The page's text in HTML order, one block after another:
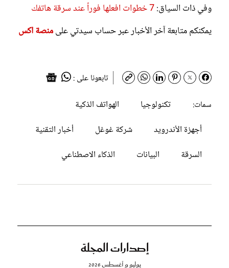
وفي ذات السياق:7 خطوات افعلها فوراً عند سرقة هاتفك
يمكنكم متابعة آخر الأخبار عبر حساب سيدتي علىمنصة اكس
تابعونا على :
سمات:
تكنولوجيا
الهواتف الذكية
أجهزة الأندرويد
شركة غوغل
أخبار التقنية
السرقة
البيانات الذكاء الاصطناعي
إصدارات المجلة
يوليو و أغسطس 2026